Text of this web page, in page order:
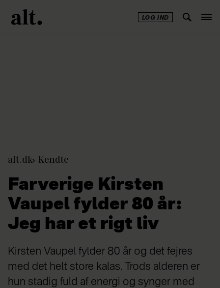
LOG IND
alt.dk Kendte
Farverige Kirsten
Vaupel fylder 80 år:
Jeg har et rigt liv
Kirsten Vaupel fylder 80 år og det fejres
med det helt store kalas. Trods alderen er
hun stadig fuld af energi og synger med